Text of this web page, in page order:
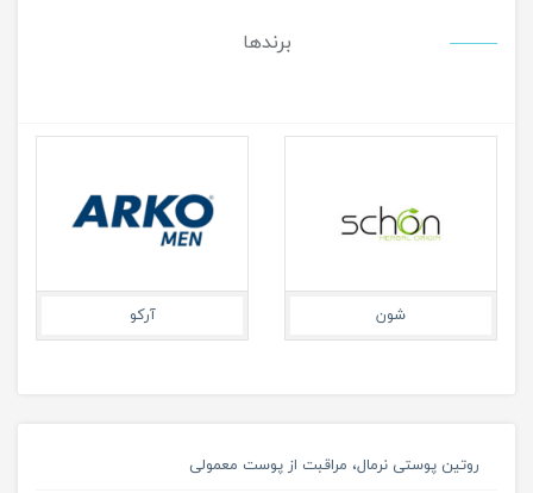
برندها
شون آرکو
روتین پوستی نرمال، مراقبت از پوست معمولی